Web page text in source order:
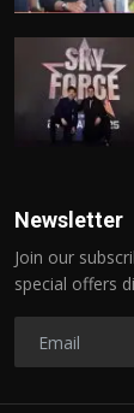
Newsletter
Join our
special offers